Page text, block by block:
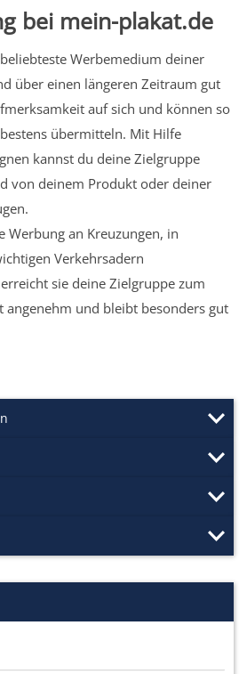
bei mein-plakat.de
Werbemedium deiner
über einen längeren Zeitraum gut
auf sich und können so
übermitteln. Mit Hilfe
kannst du deine Zielgruppe
von deinem Produkt oder deiner
an Kreuzungen, in
Verkehrsadern
sie deine Zielgruppe zum
angenehm und bleibt besonders gut